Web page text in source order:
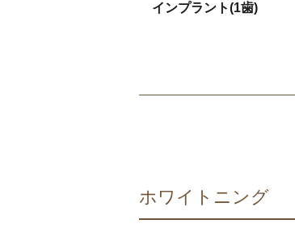
インプラント(1歯)
ホワイトニング